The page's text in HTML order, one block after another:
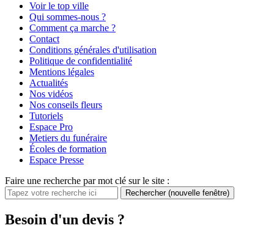
Voir le top ville
Qui sommes-nous ?
Comment ça marche ?
Contact
Conditions générales d'utilisation
Politique de confidentialité
Mentions légales
Actualités
Nos vidéos
Nos conseils fleurs
Tutoriels
Espace Pro
Metiers du funéraire
Écoles de formation
Espace Presse
Faire une recherche par mot clé sur le site :
Rechercher (nouvelle fenêtre)
Besoin d'un devis ?